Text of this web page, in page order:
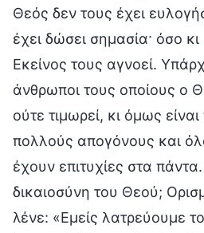
Θεός δεν τους έχει
έχει δώσει σημασία· όσο
Εκείνος τους αγνοεί.
άνθρωποι τους οποίους ο
ούτε τιμωρεί, κι όμως
πολλούς απογόνους και
έχουν επιτυχίες στα
δικαιοσύνη του Θεού;
λένε: «Εμείς λατρεύουμε